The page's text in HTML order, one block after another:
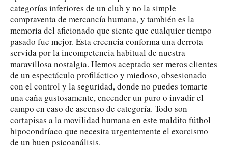
categorías inferiores de un club y no la simple
compraventa de mercancía humana, y también es la
memoria del aficionado que siente que cualquier tiempo
pasado fue mejor. Esta creencia conforma una derrota
servida por la incompetencia habitual de nuestra
maravillosa nostalgia. Hemos aceptado ser meros clientes
de un espectáculo profiláctico y miedoso, obsesionado
con el control y la seguridad, donde no puedes tomarte
una caña gustosamente, encender un puro o invadir el
campo en caso de ascenso de categoría. Todo son
cortapisas a la movilidad humana en este maldito fútbol
hipocondríaco que necesita urgentemente el exorcismo
de un buen psicoanálisis.